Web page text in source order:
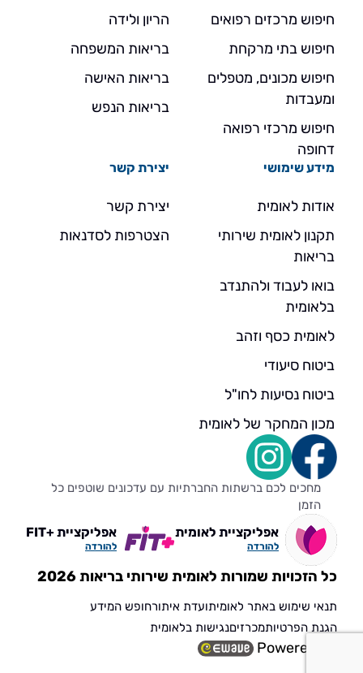
חיפוש מרכזים רפואים
חיפוש בתי מרקחת
חיפוש מכונים, מטפלים
ומעבדות
חיפוש מרכזי רפואה
דחופה
הריון ולידה
בריאות המשפחה
בריאות האישה
בריאות הנפש
מידע שימושי
אודות לאומית
תקנון לאומית שירותי
בריאות
בואו לעבוד ולהתנדב
בלאומית
לאומית כסף וזהב
ביטוח סיעודי
ביטוח נסיעות לחו"ל
מכון המחקר של לאומית
יצירת קשר
יצירת קשר
הצטרפות לסדנאות
מחכים לכם ברשתות החברתיות עם עדכונים שוטפים כל
הזמן
אפליקציית לאומית
להורדה
אפליקציית +FIT
להורדה
כל הזכויות שמורות לאומית שירותי בריאות 2026
תנאי שימוש באתר לאומיתועדת איתורחופש המידע
הגנת הפרטיותמכרזיםנגישות בלאומית
Powered by